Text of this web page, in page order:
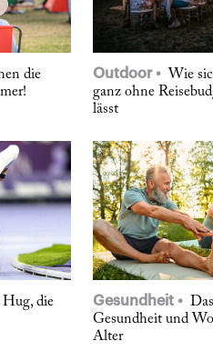
die
Outdoor
Wie
ganz ohne
lässt
die
Gesundheit
Gesundheit und
Alter